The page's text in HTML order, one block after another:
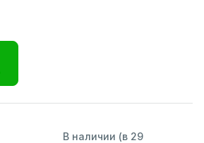
В наличии (в 29